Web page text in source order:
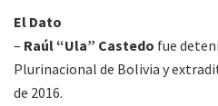
El Dato
– Raúl “Ula” Castedo fue
Plurinacional de Bolivia y
de 2016.